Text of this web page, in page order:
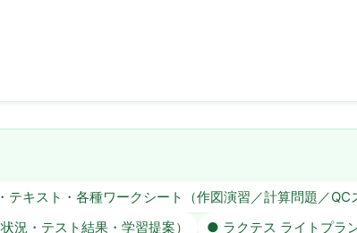
テキスト・各種ワークシート（作図演習／計算問題／QC
況・テスト結果・学習提案） ● ラクテス ライトプラ